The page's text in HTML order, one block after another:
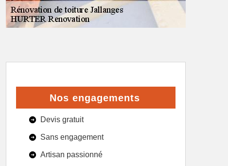
Nos engagements
Devis gratuit
Sans engagement
Artisan passionné